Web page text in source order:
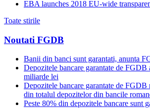
EBA launches 2018 EU-wide
Toate stirile
Noutati FGDB
Banii din banci sunt garantati, anunta
Depozitele bancare garantate de FGDB
miliarde lei
Depozitele bancare garantate de FGDB
din totalul depozitelor din bancile
Peste 80% din depozitele bancare sunt